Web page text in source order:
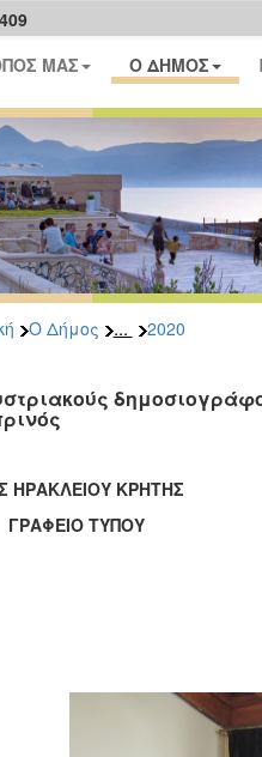
ΜΑΣ Ο ΔΗΜΟΣ
Ο Δήμος ... 2020
ΗΡΑΚΛΕΙΟΥ ΚΡΗΤΗΣ
ΤΥΠΟΥ